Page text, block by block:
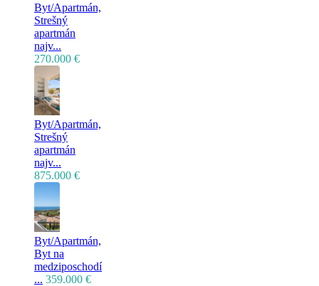
Byt/Apartmán,
Strešný
apartmán
najv...
270.000 €
Byt/Apartmán,
Strešný
apartmán
najv...
875.000 €
Byt/Apartmán,
Byt na
medziposchodí
... 359.000 €